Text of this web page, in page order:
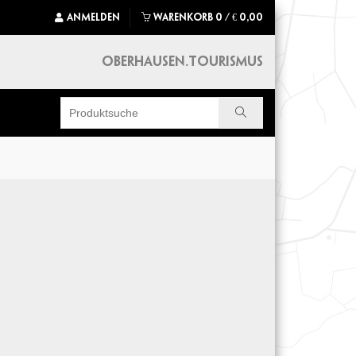
ANMELDEN WARENKORB 0 / € 0,00
OBERHAUSEN.TOURISMUS